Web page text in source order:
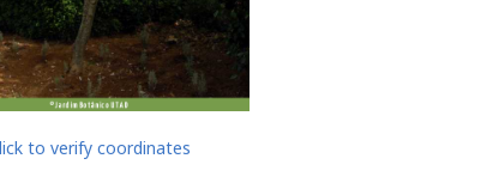
to verify coordinates